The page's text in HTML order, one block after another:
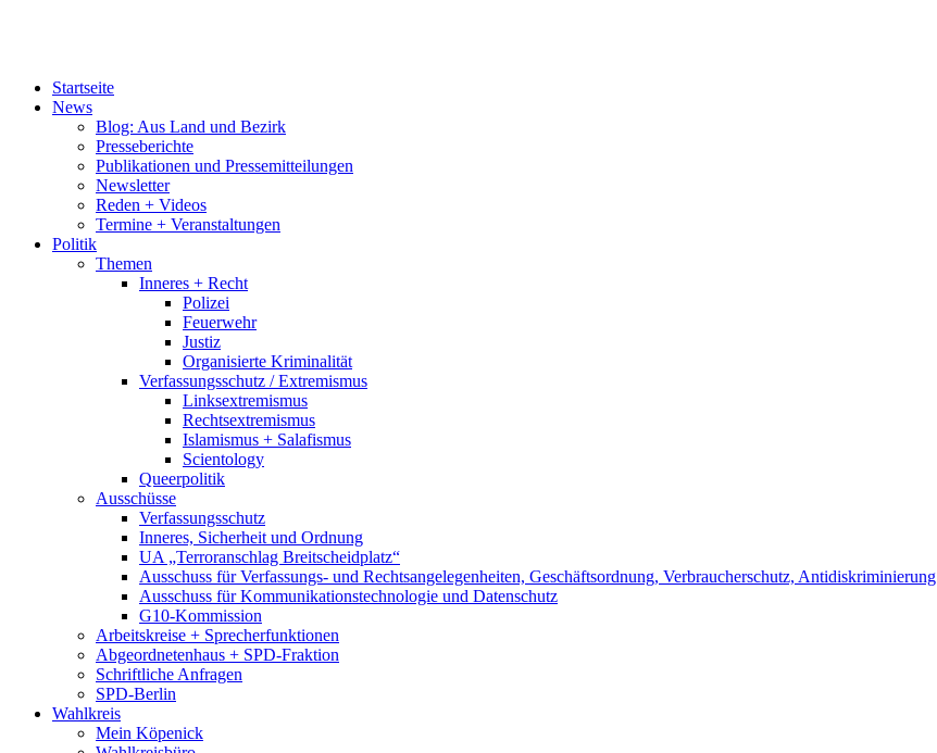
Startseite
News
Blog: Aus Land und Bezirk
Presseberichte
Publikationen und Pressemitteilungen
Newsletter
Reden + Videos
Termine + Veranstaltungen
Politik
Themen
Inneres + Recht
Polizei
Feuerwehr
Justiz
Organisierte Kriminalität
Verfassungsschutz / Extremismus
Linksextremismus
Rechtsextremismus
Islamismus + Salafismus
Scientology
Queerpolitik
Ausschüsse
Verfassungsschutz
Inneres, Sicherheit und Ordnung
UA „Terroranschlag Breitscheidplatz“
Ausschuss für Verfassungs- und Rechtsangelegenheiten, Geschäftsordnung, Verbraucherschutz, Antidiskriminierung
Ausschuss für Kommunikationstechnologie und Datenschutz
G10-Kommission
Arbeitskreise + Sprecherfunktionen
Abgeordnetenhaus + SPD-Fraktion
Schriftliche Anfragen
SPD-Berlin
Wahlkreis
Mein Köpenick